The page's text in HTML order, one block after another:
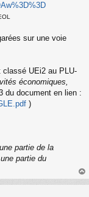
sur une voie
UEi2 au PLU-
économiques,
du document en lien :
)
partie de la
partie du
au